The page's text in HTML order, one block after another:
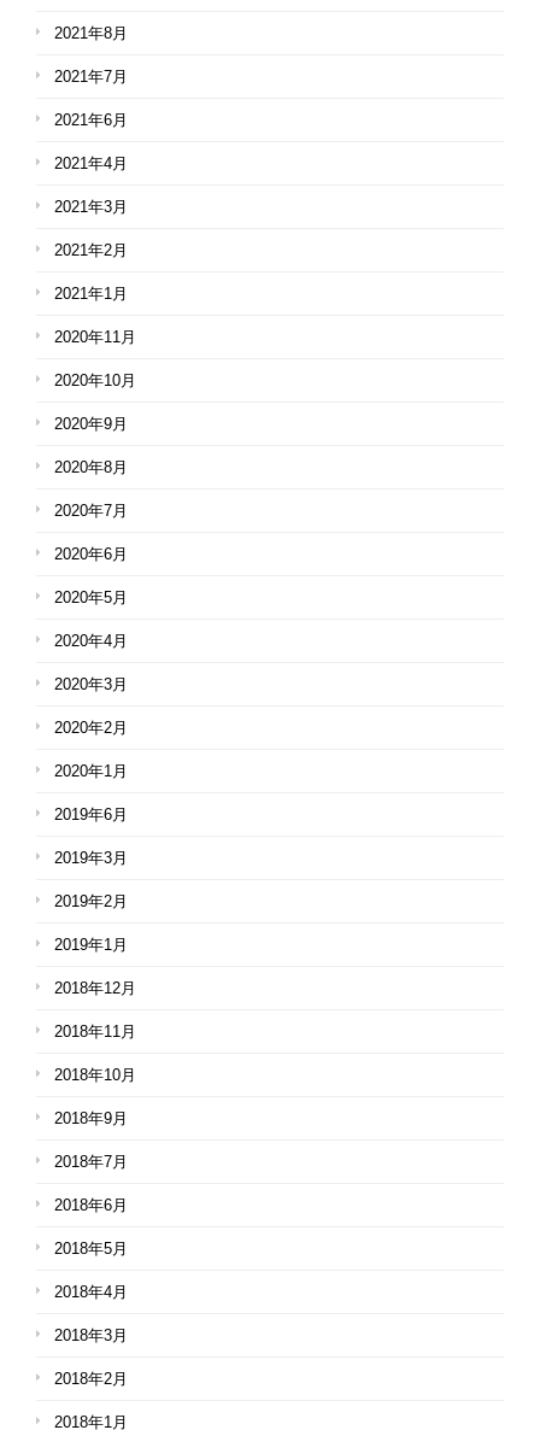
2021年8月
2021年7月
2021年6月
2021年4月
2021年3月
2021年2月
2021年1月
2020年11月
2020年10月
2020年9月
2020年8月
2020年7月
2020年6月
2020年5月
2020年4月
2020年3月
2020年2月
2020年1月
2019年6月
2019年3月
2019年2月
2019年1月
2018年12月
2018年11月
2018年10月
2018年9月
2018年7月
2018年6月
2018年5月
2018年4月
2018年3月
2018年2月
2018年1月